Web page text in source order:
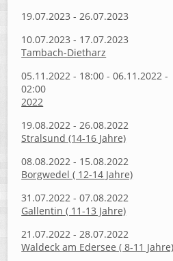
19.07.2023 - 26.07.2023
10.07.2023 - 17.07.2023
Tambach-Dietharz
05.11.2022 - 18:00 - 06.11.2022 -
02:00
2022
19.08.2022 - 26.08.2022
Stralsund (14-16 Jahre)
08.08.2022 - 15.08.2022
Borgwedel ( 12-14 Jahre)
31.07.2022 - 07.08.2022
Gallentin ( 11-13 Jahre)
21.07.2022 - 28.07.2022
Waldeck am Edersee ( 8-11 Jahre)